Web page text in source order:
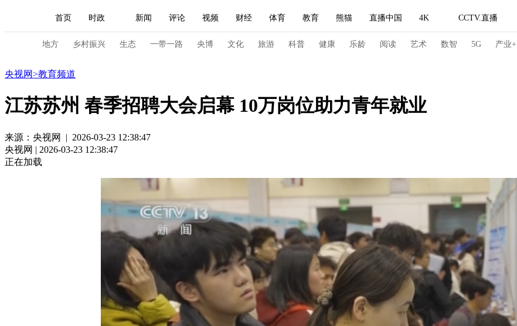
首页 时政 新闻 评论 视频 财经 体育 教育 熊猫 直播中国 4K CCTV.直播
人民领袖习近平 中国领导人 央视快评 习式妙语 热解读 天天学习
直播 栏目大全 节目单 听音 微视频 主持人 下载央视影音
海外频道 iPanda English Монгол
地方 乡村振兴 生态 一带一路 央博 文化 旅游 科普 健康 乐龄 阅读 艺术 数智 5G 产业+
新闻 国内 国际
人民领袖习近平
小央直播 全景新闻
前线 比划 快看 蓝海中国 人生第一次 人生第二次
直播 2026年世界杯 2026年冬奥会 CBA 中超 国足 国际足球 网球
CCTV奥林匹克频道 生活体育大会 体育江湖 文化体育 冰雪道路 足球道路
乡村振兴 生态环境 一带一路 非遗 科普 健康 乐龄
大国展会 大国保险 云起 超级工厂 智敬中国 全民健康 颜选攻略 海洋
央视网>教育频道
江苏苏州 春季招聘大会启幕 10万岗位助力青年就业
来源：央视网 | 2026-03-23 12:38:47
央视网 | 2026-03-23 12:38:47
正在加载